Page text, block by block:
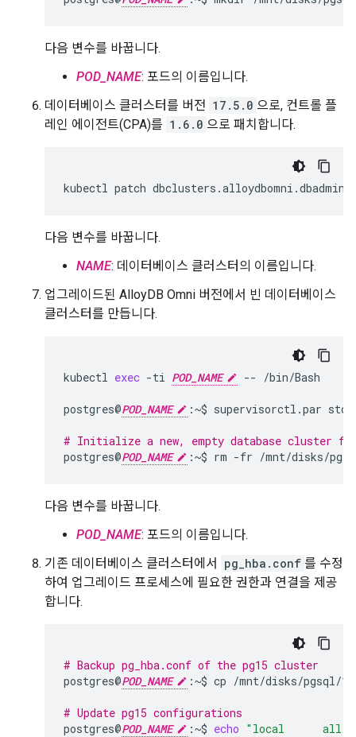
다음 변수를 바꿉니다.
POD_NAME: 포드의 이름입니다.
데이터베이스 클러스터를 버전 17.5.0 으로, 컨트롤 플
레인 에이전트(CPA)를 1.6.0 으로 패치합니다.
kubectl patch
다음 변수를 바꿉니다.
NAME: 데이터베이스 클러스터의 이름입니다.
업그레이드된 AlloyDB Omni 버전에서 빈 데이터베이스
클러스터를 만듭니다.
kubectl exec -ti POD_NAME -- /bin/Bash
postgres@POD_NAME :~$ supervisorctl.par stop
# Initialize a new, empty database cluster
postgres@POD_NAME :~$ rm -fr /mnt/disks/
다음 변수를 바꿉니다.
POD_NAME: 포드의 이름입니다.
기존 데이터베이스 클러스터에서
pg_hba.conf 를 수정
하여 업그레이드 프로세스에 필요한 권한과 연결을 제공
합니다.
# Backup pg_hba.conf of the pg15 cluster
postgres@POD_NAME :~$ cp /mnt/disks/pgsql/
# Update pg15 configurations
postgres@POD_NAME :~$ echo "local